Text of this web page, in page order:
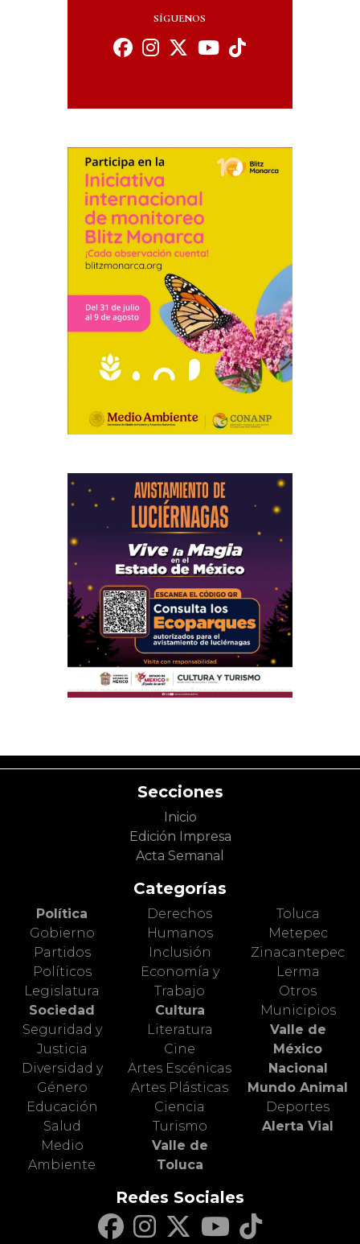
SÍGUENOS
Secciones
Inicio
Edición Impresa
Acta Semanal
Categorías
Política
Gobierno
Partidos
Políticos
Legislatura
Sociedad
Seguridad y
Justicia
Diversidad y
Género
Educación
Salud
Medio
Ambiente
Derechos
Humanos
Inclusión
Economía y
Trabajo
Cultura
Literatura
Cine
Artes Escénicas
Artes Plásticas
Ciencia
Turismo
Valle de
Toluca
Toluca
Metepec
Zinacantepec
Lerma
Otros
Municipios
Valle de
México
Nacional
Mundo Animal
Deportes
Alerta Vial
Redes Sociales